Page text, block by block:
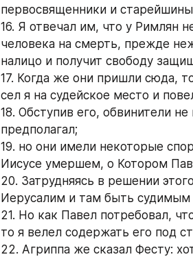
первосвященники и
16. Я отвечал им, что у Римлян
человека на смерть, прежде
налицо и получит свободу
17. Когда же они пришли сюда,
сел я на судейское место и
18. Обступив его, обвинители
предполагал;
19. но они имели некоторые
Иисусе умершем, о Котором
20. Затрудняясь в решении
Иерусалим и там быть судимым
21. Но как Павел потребовал,
то я велел содержать его под
22. Агриппа же сказал Фесту: